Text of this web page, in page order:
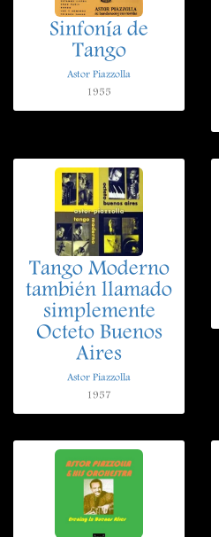
Sinfonía de
Tango
Astor Piazzolla
1955
Tango Moderno
también llamado
simplemente
Octeto Buenos
Aires
Astor Piazzolla
1957